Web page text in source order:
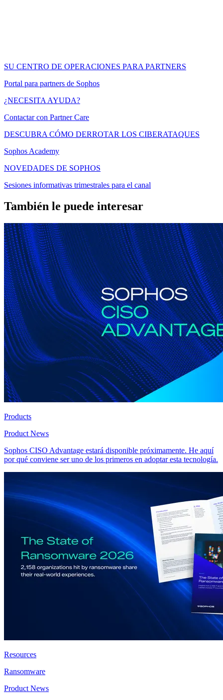
SU CENTRO DE OPERACIONES PARA PARTNERS
Portal para partners de Sophos
¿NECESITA AYUDA?
Contactar con Partner Care
DESCUBRA CÓMO DERROTAR LOS CIBERATAQUES
Sophos Academy
NOVEDADES DE SOPHOS
Sesiones informativas trimestrales para el canal
También le puede interesar
Products
Product News
Sophos CISO Advantage estará disponible próximamente. He aquí
por qué conviene ser uno de los primeros en adoptar esta tecnología.
Resources
Ransomware
Product News